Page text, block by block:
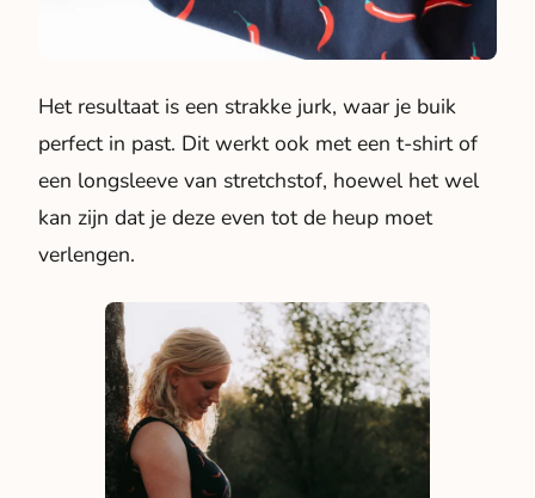
Het resultaat is een strakke jurk, waar je buik
perfect in past. Dit werkt ook met een t-shirt of
een longsleeve van stretchstof, hoewel het wel
kan zijn dat je deze even tot de heup moet
verlengen.